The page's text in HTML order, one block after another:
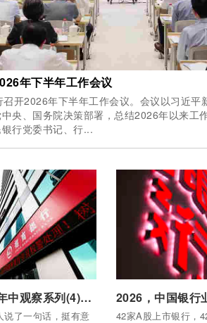
年下半年工作会议
开2026年下半年工作会议。会议以习近平
央、国务院决策部署，总结2026年以来工
行党委书记、行...
2026，中国银行业年中观察系列(4)：股份制银行的“转身”
说了一句话，挺有意
42家A股上市银行，